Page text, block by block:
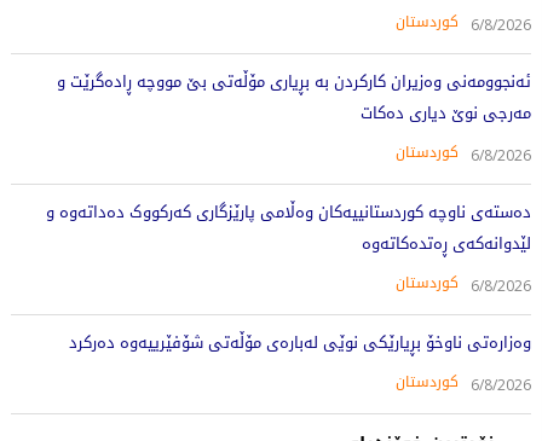
6/8/2026 کوردستان
ئەنجوومەنی وەزیران کارکردن بە بڕیاری مۆڵەتی بێ مووچە ڕادەگرێت و
مەرجی نوێ دیاری دەکات
6/8/2026 کوردستان
دەستەی ناوچە کوردستانییەکان وەڵامی پارێزگاری کەرکووک دەداتەوە و
لێدوانەکەی ڕەتدەکاتەوە
6/8/2026 کوردستان
وەزارەتی ناوخۆ بڕیارێکی نوێی لەبارەی مۆڵەتی شۆفێرییەوە دەرکرد
6/8/2026 کوردستان